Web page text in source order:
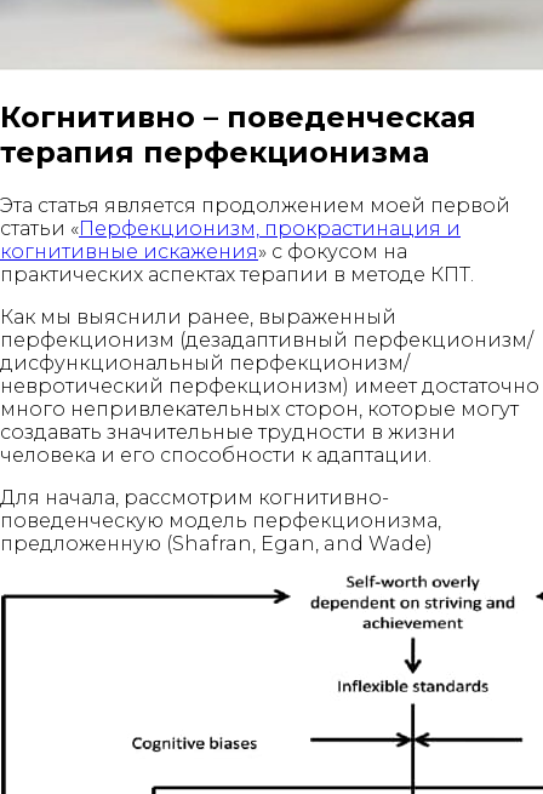
Когнитивно – поведенческая
терапия перфекционизма
Эта статья является продолжением моей первой
статьи «Перфекционизм, прокрастинация и
когнитивные искажения» с фокусом на
практических аспектах терапии в методе КПТ.
Как мы выяснили ранее, выраженный
перфекционизм (дезадаптивный перфекционизм/
дисфункциональный перфекционизм/
невротический перфекционизм) имеет достаточно
много непривлекательных сторон, которые могут
создавать значительные трудности в жизни
человека и его способности к адаптации.
Для начала, рассмотрим когнитивно-
поведенческую модель перфекционизма,
предложенную (Shafran, Egan, and Wade)